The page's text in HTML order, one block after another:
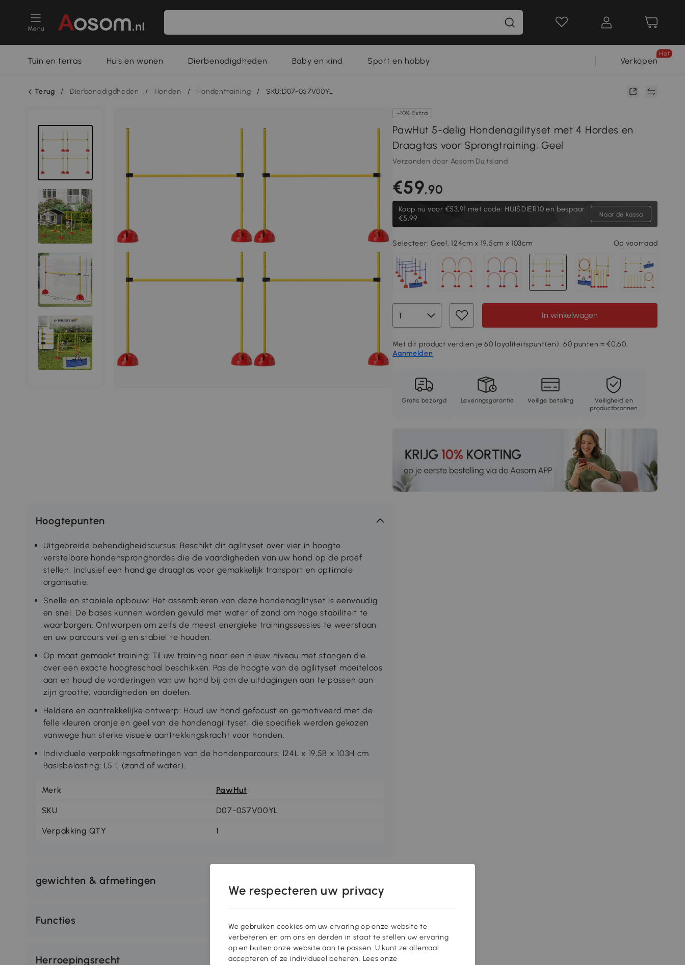
Menu
Tuin en terras Huis en wonen Dierbenodigdheden Baby en kind Sport en hobby Verkopen
Hot
Terug / Dierbenodigdheden / Honden / Hondentraining / SKU:D07-057V00YL
-10% Extra
PawHut 5-delig Hondenagilityset met 4 Hordes en
Draagtas voor Sprongtraining, Geel
Verzonden door Aosom Duitsland
€59,90
Koop nu voor€53,91 met code: HUISDIER10 en bespaar
€5,99
Naar de kassa
Selecteer: Geel, 124cm x 19,5cm x 103cm Op voorraad
In winkelwagen
Met dit product verdien je 60 loyaliteitspunt(en). 60 punten = €0,60,
Aanmelden
Gratis bezorgd Leveringsgarantie Veilige betaling
Veiligheid en
productbronnen
Hoogtepunten
Uitgebreide behendigheidscursus: Beschikt dit agilityset over vier in hoogte
verstelbare hondenspronghordes die de vaardigheden van uw hond op de proef
stellen. Inclusief een handige draagtas voor gemakkelijk transport en optimale
organisatie.
Snelle en stabiele opbouw: Het assembleren van deze hondenagilityset is eenvoudig
en snel. De bases kunnen worden gevuld met water of zand om hoge stabiliteit te
waarborgen. Ontworpen om zelfs de meest energieke trainingssessies te weerstaan
en uw parcours veilig en stabiel te houden.
Op maat gemaakt training: Til uw training naar een nieuw niveau met stangen die
over een exacte hoogteschaal beschikken. Pas de hoogte van de agilityset moeiteloos
aan en houd de vorderingen van uw hond bij om de uitdagingen aan te passen aan
zijn grootte, vaardigheden en doelen.
Heldere en aantrekkelijke ontwerp: Houd uw hond gefocust en gemotiveerd met de
felle kleuren oranje en geel van de hondenagilityset, die specifiek werden gekozen
vanwege hun sterke visuele aantrekkingskracht voor honden.
Individuele verpakkingsafmetingen van de hondenparcours: 124L x 19,5B x 103H cm.
Basisbelasting: 1,5 L (zand of water).
Merk PawHut
SKU D07-057V00YL
Verpakking QTY 1
gewichten & afmetingen
Functies
Herroepingsrecht
We respecteren uw privacy
We gebruiken cookies om uw ervaring op onze website te
verbeteren en om ons en derden in staat te stellen uw ervaring
op en buiten onze website aan te passen. U kunt ze allemaal
accepteren of ze individueel beheren. Lees onze